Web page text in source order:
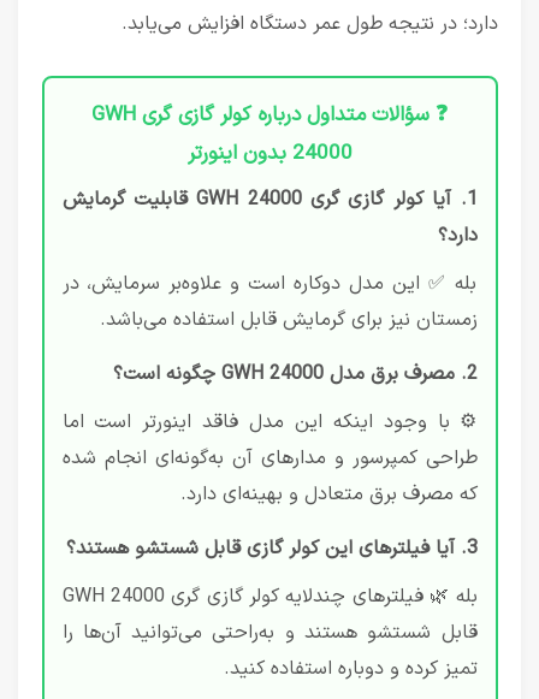
دارد؛ در نتیجه طول عمر دستگاه افزایش می‌یابد.
❓ سؤالات متداول درباره کولر گازی گری GWH
24000 بدون اینورتر
1. آیا کولر گازی گری GWH 24000 قابلیت گرمایش
دارد؟
بله ✅ این مدل دوکاره است و علاوه‌بر سرمایش، در
زمستان نیز برای گرمایش قابل استفاده می‌باشد.
2. مصرف برق مدل GWH 24000 چگونه است؟
⚙️ با وجود اینکه این مدل فاقد اینورتر است اما
طراحی کمپرسور و مدارهای آن به‌گونه‌ای انجام شده
که مصرف برق متعادل و بهینه‌ای دارد.
3. آیا فیلترهای این کولر گازی قابل شستشو هستند؟
بله 🌿 فیلترهای چندلایه کولر گازی گری GWH 24000
قابل شستشو هستند و به‌راحتی می‌توانید آن‌ها را
تمیز کرده و دوباره استفاده کنید.